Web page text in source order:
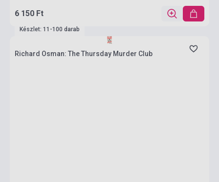
6 150 Ft
Készlet: 11-100 darab
Richard Osman: The Thursday Murder Club